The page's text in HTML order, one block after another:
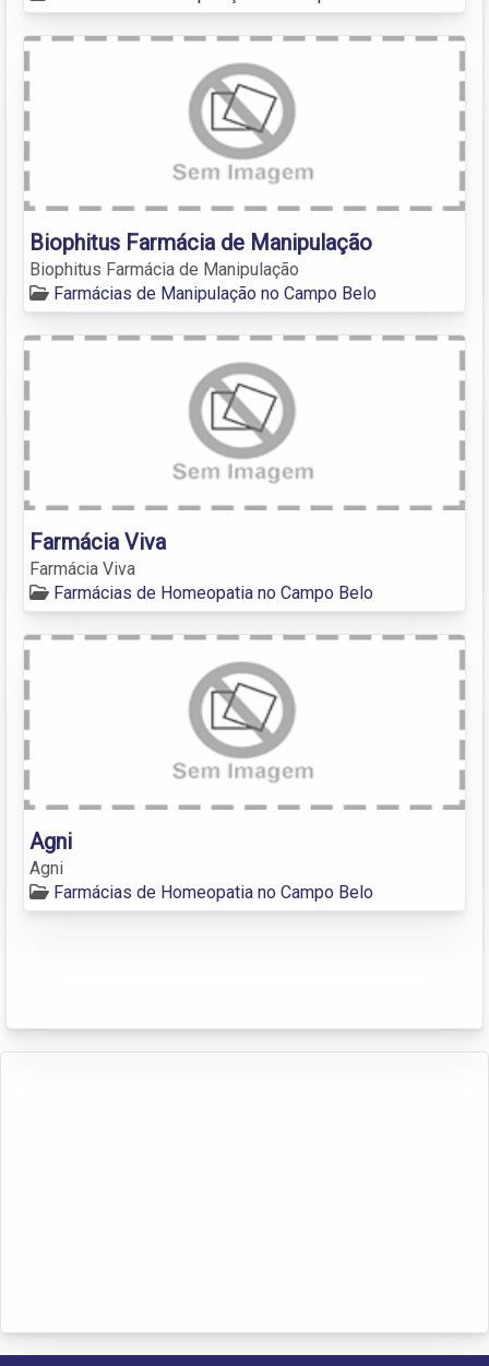
Biophitus Farmácia de Manipulação
Biophitus Farmácia de Manipulação
Farmácias de Manipulação no Campo Belo
Farmácia Viva
Farmácia Viva
Farmácias de Homeopatia no Campo Belo
Agni
Agni
Farmácias de Homeopatia no Campo Belo